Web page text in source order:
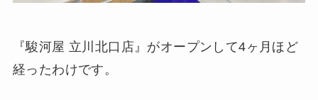
『駿河屋 立川北口店』がオープンして4ヶ月ほど
経ったわけです。